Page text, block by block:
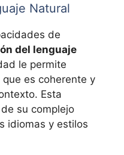
Natural
de
del lenguaje
le permite
es coherente y
Esta
su complejo
idiomas y estilos